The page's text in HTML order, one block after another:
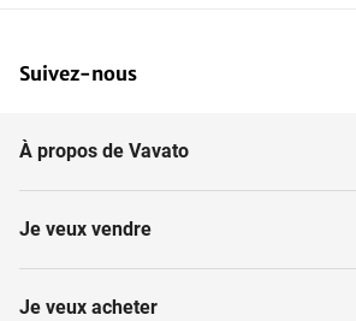
Suivez-nous
À propos de Vavato
Je veux vendre
Je veux acheter